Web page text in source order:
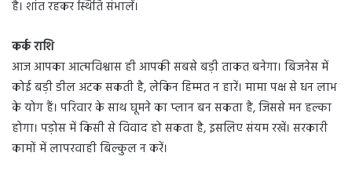
है। शांत रहकर स्थिति संभालें।
कर्क राशि
आज आपका आत्मविश्वास ही आपकी सबसे बड़ी ताकत बनेगा। बिजनेस में
कोई बड़ी डील अटक सकती है, लेकिन हिम्मत न हारें। मामा पक्ष से धन लाभ
के योग हैं। परिवार के साथ घूमने का प्लान बन सकता है, जिससे मन हल्का
होगा। पड़ोस में किसी से विवाद हो सकता है, इसलिए संयम रखें। सरकारी
कामों में लापरवाही बिल्कुल न करें।